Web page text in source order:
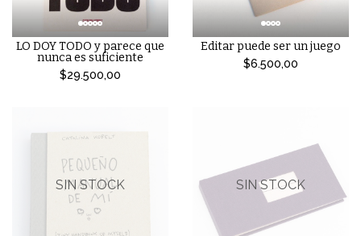
LO DOY TODO y parece que
nunca es suficiente
$29.500,00
Editar puede ser un juego
$6.500,00
SIN STOCK SIN STOCK